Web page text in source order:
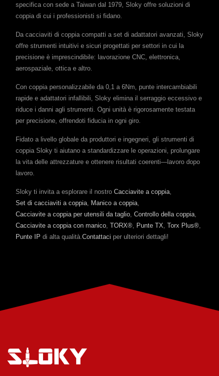
specifica con sede a Taiwan dal 1979, Sloky offre soluzioni di
coppia di cui i professionisti si fidano.
Da cacciaviti di coppia compatti a set di adattatori avanzati, Sloky
offre strumenti intuitivi e sicuri progettati per settori in cui la
precisione è imprescindibile: lavorazione CNC, elettronica,
aerospaziale, ottica e altro.
Con coppia personalizzabile da 0,1 a 6Nm, punte intercambiabili
rapide e adattatori infallibili, Sloky elimina il serraggio eccessivo e
riduce i danni agli strumenti. Ogni unità è rigorosamente testata
per precisione, offrendoti fiducia in ogni giro.
Fidato a livello globale da produttori e ingegneri, gli strumenti di
coppia Sloky ti aiutano a standardizzare le operazioni, prolungare
la vita delle attrezzature e ottenere risultati coerenti—lavoro dopo
lavoro.
Sloky ti invita a esplorare il nostro Cacciavite a coppia
Set di cacciaviti a coppia
Manico a coppia
Cacciavite a coppia per utensili da taglio Controllo della coppia
Cacciavite a coppia con manico TORX® Punte TX Torx Plus®
Punte IP di alta qualità. Contattaci per ulteriori dettagli!